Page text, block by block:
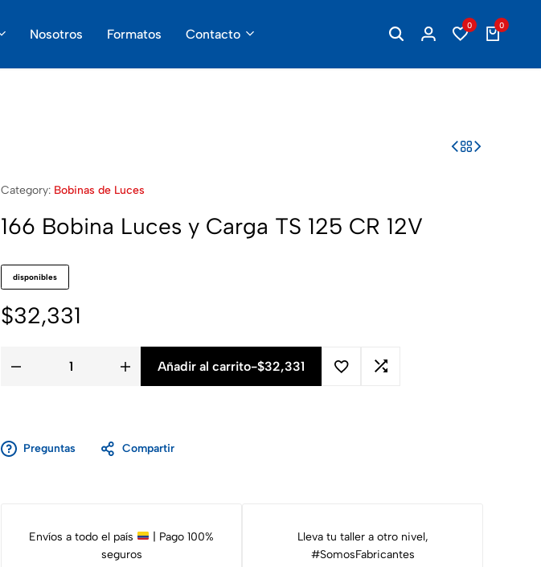
servicioalcliente@industriasleo.com
Nosotros Formatos Contacto
0 0
Category: Bobinas de Luces
166 Bobina Luces y Carga TS 125 CR 12V
disponibles
$32,331
Añadir al carrito-$32,331
Preguntas Compartir
Envíos a todo el país
| Pago 100%
seguros
Lleva tu taller a otro nivel,
#SomosFabricantes